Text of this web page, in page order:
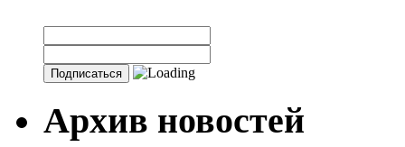
Архив новостей